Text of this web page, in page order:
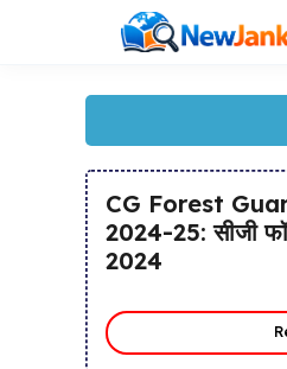
CG Forest
2024-25: सीजी
2024